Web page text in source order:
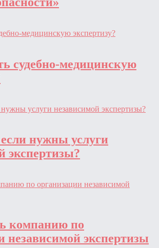
судебно-медицинскую
нужны услуги
экспертизы?
компанию по
независимой экспертизы